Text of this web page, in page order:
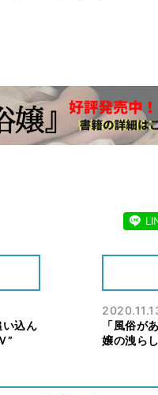
い込ん
”
「風俗が
嬢の洩ら